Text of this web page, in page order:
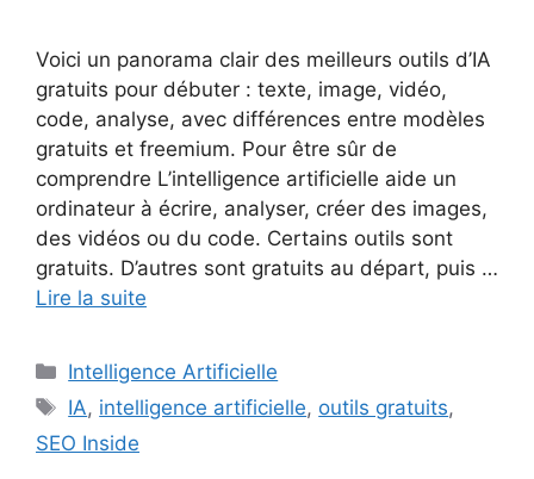
Voici un panorama clair des meilleurs outils d’IA
gratuits pour débuter : texte, image, vidéo,
code, analyse, avec différences entre modèles
gratuits et freemium. Pour être sûr de
comprendre L’intelligence artificielle aide un
ordinateur à écrire, analyser, créer des images,
des vidéos ou du code. Certains outils sont
gratuits. D’autres sont gratuits au départ, puis …
Lire la suite
Catégories
Intelligence Artificielle
Étiquettes
IA, intelligence artificielle, outils gratuits,
SEO Inside